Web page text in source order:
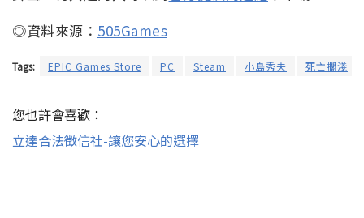
◎資料來源： 505Games
Tags: EPIC Games Store PC Steam 小島秀夫 死亡擱淺
您也許會喜歡：
立達合法徵信社-讓您安心的選擇